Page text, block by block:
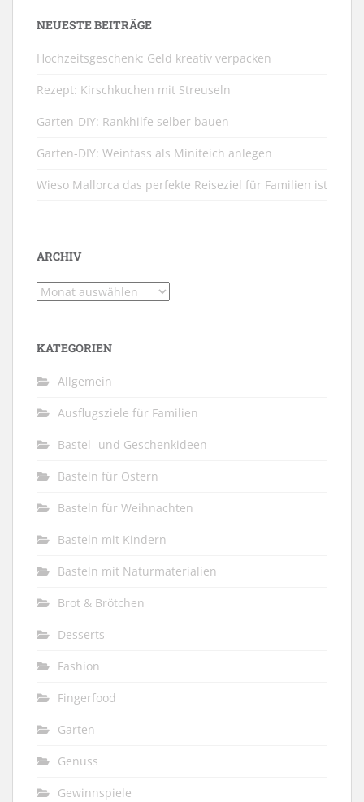
NEUESTE BEITRÄGE
Hochzeitsgeschenk: Geld kreativ verpacken
Rezept: Kirschkuchen mit Streuseln
Garten-DIY: Rankhilfe selber bauen
Garten-DIY: Weinfass als Miniteich anlegen
Wieso Mallorca das perfekte Reiseziel für Familien ist
ARCHIV
Archiv
KATEGORIEN
Allgemein
Ausflugsziele für Familien
Bastel- und Geschenkideen
Basteln für Ostern
Basteln für Weihnachten
Basteln mit Kindern
Basteln mit Naturmaterialien
Brot & Brötchen
Desserts
Fashion
Fingerfood
Garten
Genuss
Gewinnspiele